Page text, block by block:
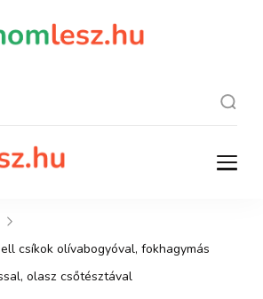
finomlesz.hu
Recept, ami finom lesz.
csíkok olívabogyóval, fokhagymás
olasz csőtésztával